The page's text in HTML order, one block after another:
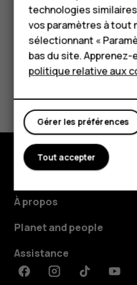
Tablettes
Boutique
Mon compte
appuyez sur
create et
Oui Non
Boutique
À propos
Planet and people
Assistance
FacebookInstagramTiktok
technologies
vos paramètres à tout
sélectionnant «
bas du site.
politique relative aux
Gérer les préférences
Tout accepter